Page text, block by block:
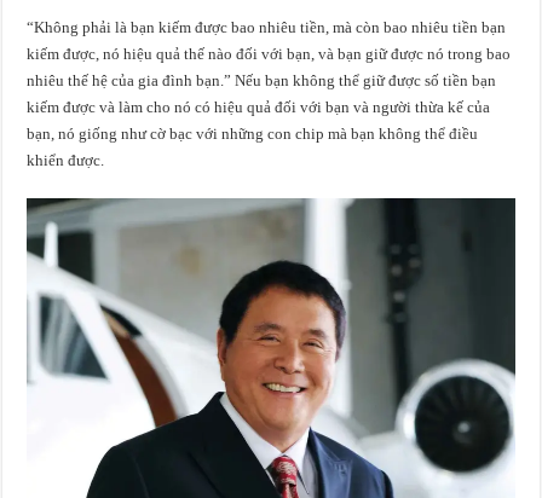
“Không phải là bạn kiếm được bao nhiêu tiền, mà còn bao nhiêu tiền bạn
kiếm được, nó hiệu quả thế nào đối với bạn, và bạn giữ được nó trong bao
nhiêu thế hệ của gia đình bạn.” Nếu bạn không thể giữ được số tiền bạn
kiếm được và làm cho nó có hiệu quả đối với bạn và người thừa kế của
bạn, nó giống như cờ bạc với những con chip mà bạn không thể điều
khiển được.